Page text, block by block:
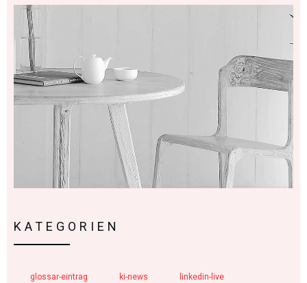
KATEGORIEN
glossar-eintrag ki-news linkedin-live